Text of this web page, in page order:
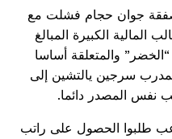
صفقة جوان حجام فشلت مع
الكبيرة المبالغ
والمتعلقة أساسا
سرجين يالتشين إلى
نفس المصدر دائما.
طلبوا الحصول على راتب